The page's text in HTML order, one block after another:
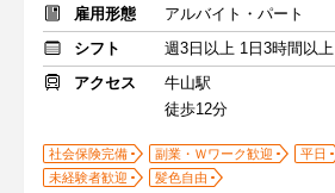
雇用形態
アルバイト・パート
シフト
週3日以上 1日3時間以上
アクセス
牛山駅
徒歩12分
社会保険完備 副業・Ｗワーク歓迎
平日
未経験者歓迎
髪色自由